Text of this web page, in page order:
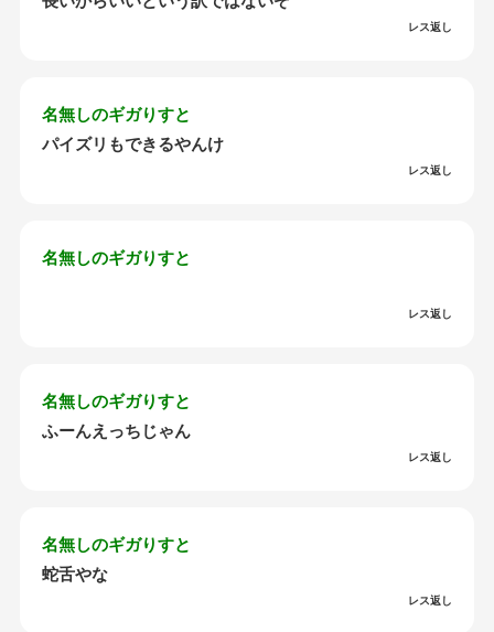
レス返し
名無しのギガりすと
パイズリもできるやんけ
レス返し
名無しのギガりすと
レス返し
名無しのギガりすと
ふーんえっちじゃん
レス返し
名無しのギガりすと
蛇舌やな
レス返し